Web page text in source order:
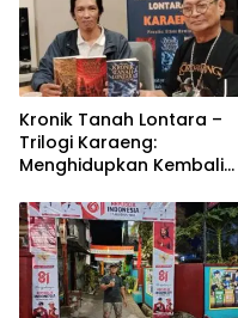
Kronik Tanah Lontara –
Trilogi Karaeng:
Menghidupkan Kembali
Tanah Makassar Melalui
Sastra